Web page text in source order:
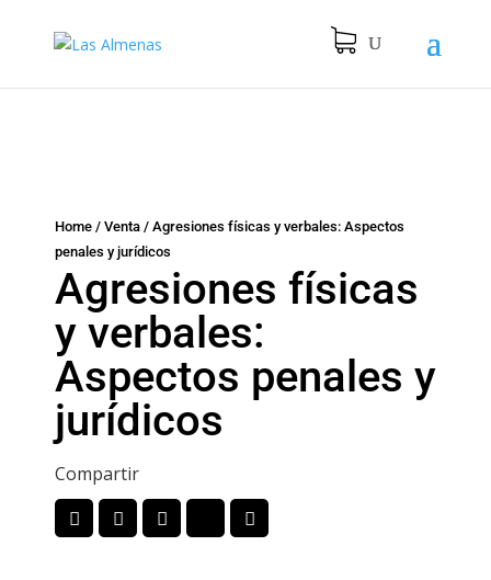
Home / Venta / Agresiones físicas y verbales: Aspectos
penales y jurídicos
Agresiones físicas
y verbales:
Aspectos penales y
jurídicos
Compartir